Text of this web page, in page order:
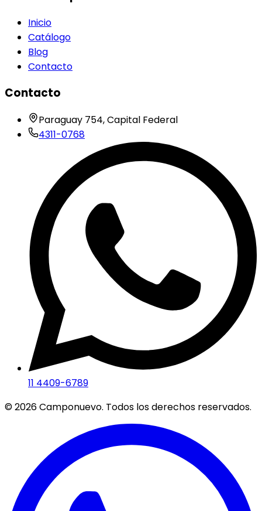
Inicio
Catálogo
Blog
Contacto
Contacto
Paraguay 754, Capital Federal
4311-0768
11 4409-6789
©2026Camponuevo. Todos los derechos reservados.